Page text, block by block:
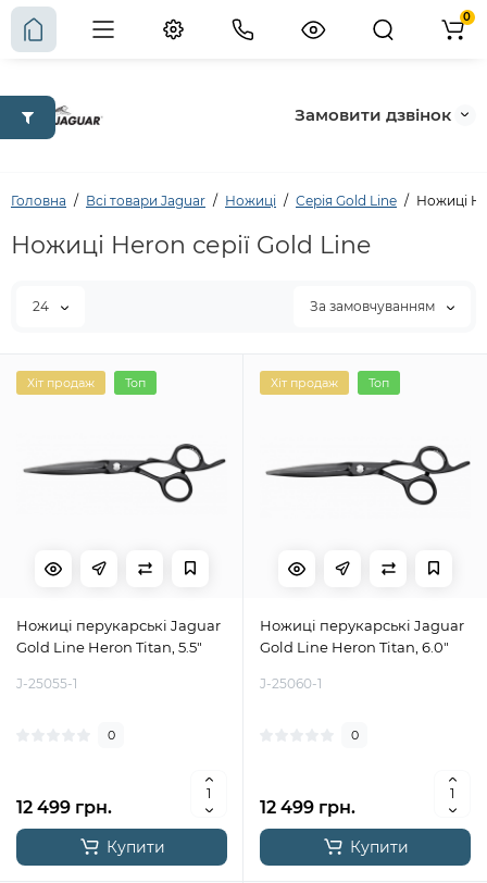
Замовити дзвінок
0
Головна Всі товари Jaguar Ножиці Серія Gold Line Ножиці
Ножиці Heron серії Gold Line
24 За замовчуванням
Хіт продаж Топ
Ножиці перукарські Jaguar
Gold Line Heron Titan, 5.5"
J-25055-1
0
12 499 грн.
Купити
Хіт продаж Топ
Ножиці перукарські Jaguar
Gold Line Heron Titan, 6.0"
J-25060-1
0
12 499 грн.
Купити